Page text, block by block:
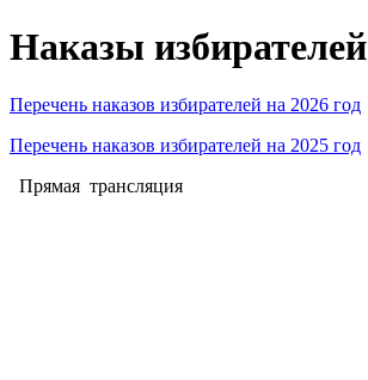
Наказы избирателей
Перечень наказов избирателей на 2026 год
Перечень наказов избирателей на 2025 год
Прямая трансляция